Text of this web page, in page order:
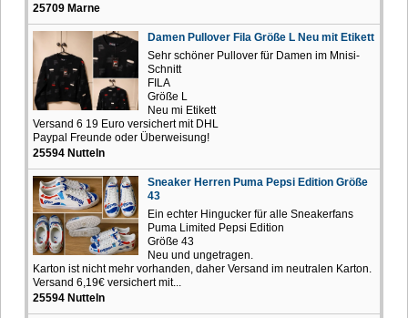
25709 Marne
Damen Pullover Fila Größe L Neu mit Etikett
Sehr schöner Pullover für Damen im Mnisi-
Schnitt
FILA
Größe L
Neu mi Etikett
Versand 6 19 Euro versichert mit DHL
Paypal Freunde oder Überweisung!
25594 Nutteln
Sneaker Herren Puma Pepsi Edition Größe
43
Ein echter Hingucker für alle Sneakerfans
Puma Limited Pepsi Edition
Größe 43
Neu und ungetragen.
Karton ist nicht mehr vorhanden, daher Versand im neutralen Karton.
Versand 6,19€ versichert mit...
25594 Nutteln